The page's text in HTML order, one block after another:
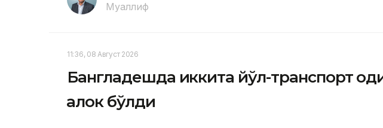
Муаллиф
11:36, 08 Август 2026
Бангладешда иккита йўл-транспорт
ҳалок бўлди